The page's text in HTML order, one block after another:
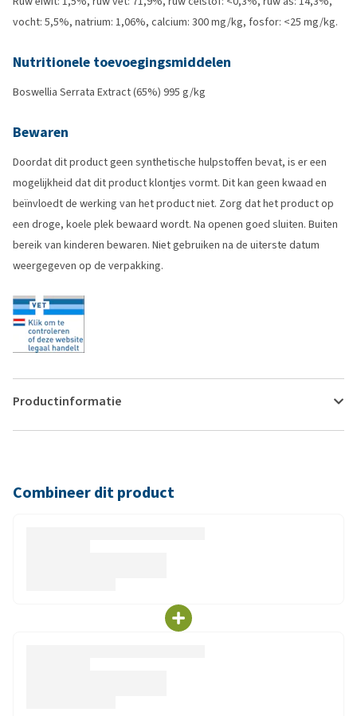
vocht: 5,5%, natrium: 1,06%, calcium: 300 mg/kg, fosfor: <25 mg/kg.
Nutritionele toevoegingsmiddelen
Boswellia Serrata Extract (65%) 995 g/kg
Bewaren
Doordat dit product geen synthetische hulpstoffen bevat, is er een
mogelijkheid dat dit product klontjes vormt. Dit kan geen kwaad en
beïnvloedt de werking van het product niet. Zorg dat het product op
een droge, koele plek bewaard wordt. Na openen goed sluiten. Buiten
bereik van kinderen bewaren. Niet gebruiken na de uiterste datum
weergegeven op de verpakking.
Productinformatie
Combineer dit product